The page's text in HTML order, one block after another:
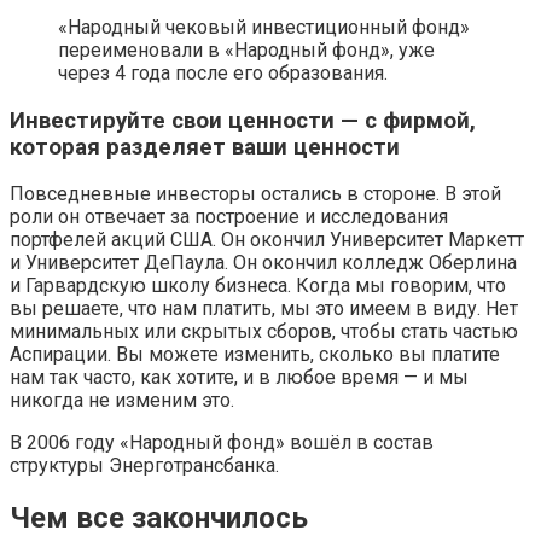
«Народный чековый инвестиционный фонд»
переименовали в «Народный фонд», уже
через 4 года после его образования.
Инвестируйте свои ценности — с фирмой,
которая разделяет ваши ценности
Повседневные инвесторы остались в стороне. В этой
роли он отвечает за построение и исследования
портфелей акций США. Он окончил Университет Маркетт
и Университет ДеПаула. Он окончил колледж Оберлина
и Гарвардскую школу бизнеса. Когда мы говорим, что
вы решаете, что нам платить, мы это имеем в виду. Нет
минимальных или скрытых сборов, чтобы стать частью
Аспирации. Вы можете изменить, сколько вы платите
нам так часто, как хотите, и в любое время — и мы
никогда не изменим это.
В 2006 году «Народный фонд» вошёл в состав
структуры Энерготрансбанка.
Чем все закончилось